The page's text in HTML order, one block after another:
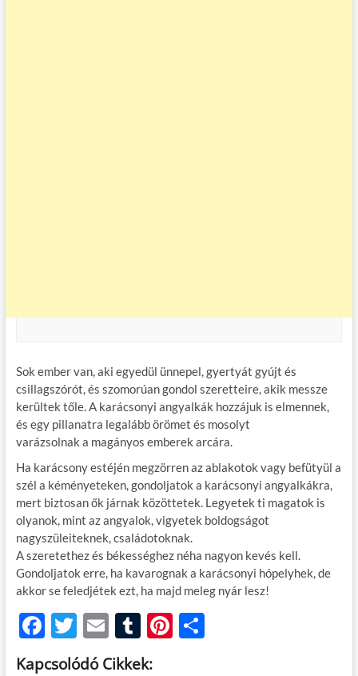
Sok ember van, aki egyedül ünnepel, gyertyát gyújt és
csillagszórót, és szomorúan gondol szeretteire, akik messze
kerültek tőle. A karácsonyi angyalkák hozzájuk is elmennek,
és egy pillanatra legalább örömet és mosolyt
varázsolnak a magányos emberek arcára.
Ha karácsony estéjén megzörren az ablakotok vagy befütyül a
szél a kéményeteken, gondoljatok a karácsonyi angyalkákra,
mert biztosan ők járnak közöttetek. Legyetek ti magatok is
olyanok, mint az angyalok, vigyetek boldogságot
nagyszüleiteknek, családotoknak.
A szeretethez és békességhez néha nagyon kevés kell.
Gondoljatok erre, ha kavarognak a karácsonyi hópelyhek, de
akkor se feledjétek ezt, ha majd meleg nyár lesz!
F
ac
T
w
E
m
T
u
Pi O
Kapcsolódó Cikkek: